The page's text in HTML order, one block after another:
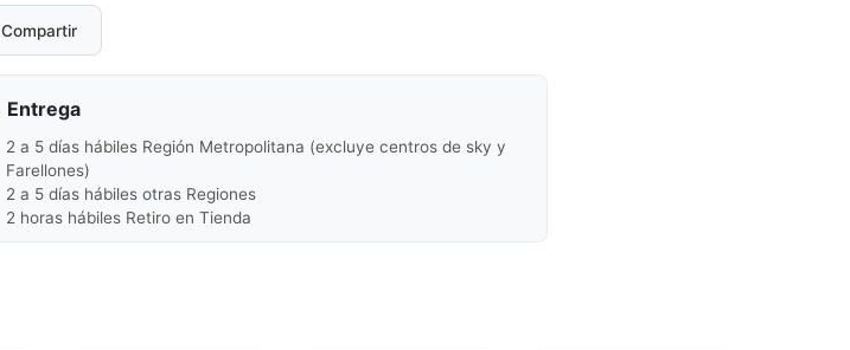
Compartir
Entrega
2 a 5 días hábiles Región Metropolitana (excluye centros de sky y
Farellones)
2 a 5 días hábiles otras Regiones
2 horas hábiles Retiro en Tienda